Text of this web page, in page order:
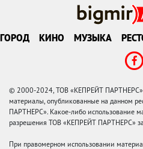
ГОРОД КИНО МУЗЫКА
© 2000-2024, ТОВ «КЕПРЕЙТ ПАРТНЕРС».
материалы, опубликованные на данном
ПАРТНЕРС». Какое-либо использование
разрешения ТОВ «КЕПРЕЙТ ПАРТНЕРС»
При правомерном использовании